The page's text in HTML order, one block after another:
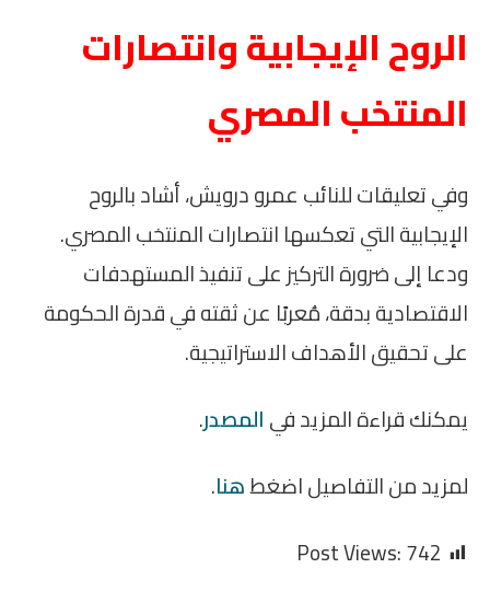
الروح الإيجابية وانتصارات
المنتخب المصري
وفي تعليقات للنائب عمرو درويش، أشاد بالروح
الإيجابية التي تعكسها انتصارات المنتخب المصري.
ودعا إلى ضرورة التركيز على تنفيذ المستهدفات
الاقتصادية بدقة، مُعربًا عن ثقته في قدرة الحكومة
على تحقيق الأهداف الاستراتيجية.
يمكنك قراءة المزيد فيالمصدر.
لمزيد من التفاصيل اضغطهنا.
Post Views:742